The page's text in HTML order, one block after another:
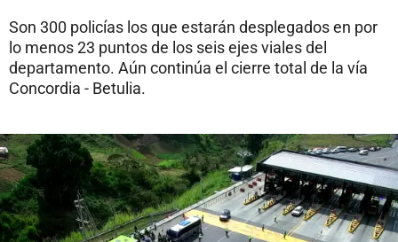
Son 300 policías los que estarán desplegados en por
lo menos 23 puntos de los seis ejes viales del
departamento. Aún continúa el cierre total de la vía
Concordia - Betulia.